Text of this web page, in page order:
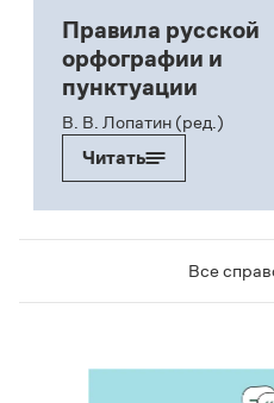
Правила русской
орфографии и
пунктуации
В. В. Лопатин (ред.)
Читать
Все